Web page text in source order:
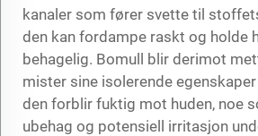
kanaler som fører svette til
den kan fordampe raskt og holde
behagelig. Bomull blir derimot
mister sine isolerende
den forblir fuktig mot huden, noe
ubehag og potensiell irritasjon